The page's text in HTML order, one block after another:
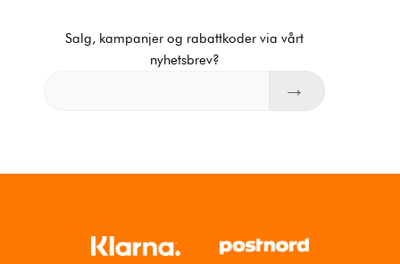
Salg, kampanjer og rabattkoder via vårt
nyhetsbrev?